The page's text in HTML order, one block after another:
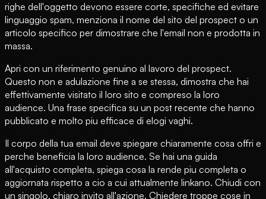
righe dell'oggetto devono essere corte, specifiche ed evitare
linguaggio spam, menziona il nome del sito del prospect o un
articolo specifico per dimostrare che l'email non e prodotta in
massa.
Apri con un riferimento genuino al lavoro del prospect.
Questo non e adulazione fine a se stessa, dimostra che hai
effettivamente visitato il loro sito e compreso la loro
audience. Una frase specifica su un post recente che hanno
pubblicato e molto piu efficace di elogi vaghi.
Il corpo della tua email deve spiegare chiaramente cosa offri e
perche beneficia la loro audience. Se hai una guida
all'acquisto completa, spiega cosa la rende piu completa o
aggiornata rispetto a cio a cui attualmente linkano. Chiudi con
un singolo, chiaro invito all'azione. Chiedere troppe cose in